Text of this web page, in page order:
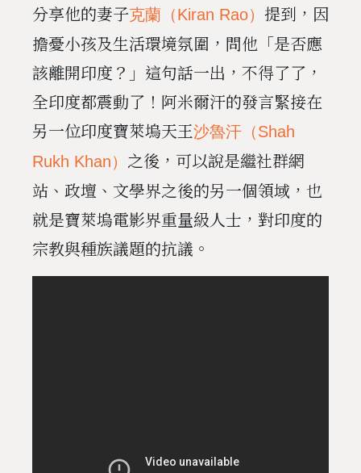
分享他的妻子克蘭（Kiran Rao） 提到，因
擔憂小孩及生活環境氛圍，問他「是否應
該離開印度？」這句話一出，不得了了，
全印度都震動了！阿米爾汗的發言緊接在
另一位印度寶萊塢天王沙魯汗（Shah
Rukh Khan） 之後，可以說是繼社群網
站、政壇、文學界之後的另一個領域，也
就是寶萊塢電影界重量級人士，對印度的
宗教與種族議題的抗議。